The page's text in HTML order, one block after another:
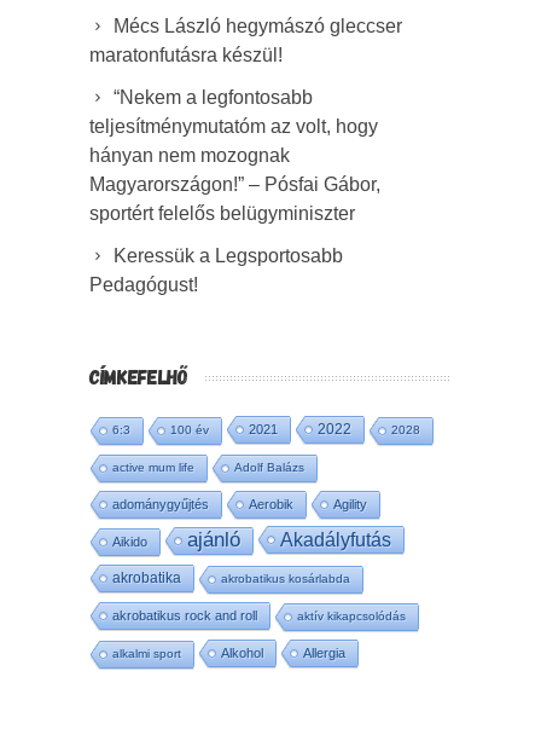
Mécs László hegymászó gleccser
maratonfutásra készül!
“Nekem a legfontosabb
teljesítménymutatóm az volt, hogy
hányan nem mozognak
Magyarországon!” – Pósfai Gábor,
sportért felelős belügyminiszter
Keressük a Legsportosabb
Pedagógust!
CÍMKEFELHŐ
6:3 100 év 2021 2022 2028
active mum life Adolf Balázs
adománygyűjtés Aerobik Agility
Aikido ajánló Akadályfutás
akrobatika akrobatikus kosárlabda
akrobatikus rock and roll aktív kikapcsolódás
alkalmi sport Alkohol Allergia